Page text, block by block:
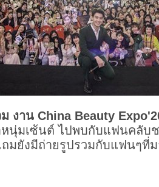
าน China Beauty
นุ่มเซ้นต์ ไปพบกับแฟนคลับ
มยังมีถ่ายรูปรวมกับแฟนๆที่